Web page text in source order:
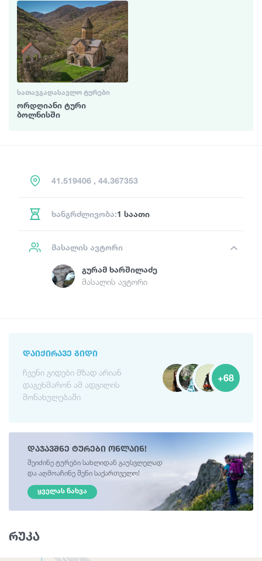
ᲡᲐᲗᲐᲕᲒᲐᲓᲐᲡᲐᲕᲚᲝ ᲢᲣᲠᲔᲑᲘ
ორდღიანი ტური
ბოლნისში
41.519406 , 44.367353
ხანგრძლივობა:1 საათი
მასალის ავტორი
Გურამ Ხარშილაძე
მასალის ავტორი
ᲓᲐᲘᲥᲘᲠᲐᲕᲔ ᲒᲘᲓᲘ
ჩვენი გიდები მზად არიან
დაგეხმარონ ამ ადგილის
მონახულებაში
+68
დაჯავშნე ტურები ონლაინ!
შეიძინე ტურები სახლიდან გაუსვლელად
და აღმოაჩინე შენი საქართველო!
ᲧᲕᲔᲚᲐᲡ ᲜᲐᲮᲕᲐ
რუკა